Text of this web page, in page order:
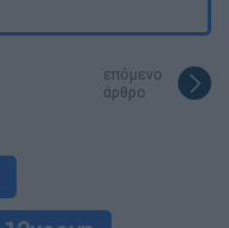
επόμενο
άρθρο